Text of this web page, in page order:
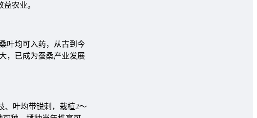
农业。
叶均可入药，从古到今
，已成为蚕桑产业发展
叶均带锐刺，栽植2～